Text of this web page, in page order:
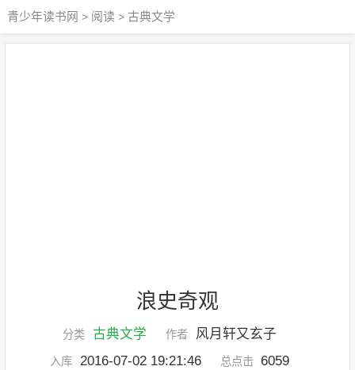
青少年读书网 > 阅读 > 古典文学
浪史奇观
分类 古典文学 作者 风月轩又玄子
入库 2016-07-02 19:21:46 总点击 6059